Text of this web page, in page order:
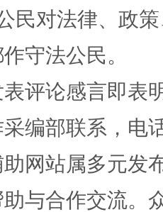
术幻境
民对法律、政
守法公民。
评论感言即表
编部联系，电
网站属多元发
与合作交流。